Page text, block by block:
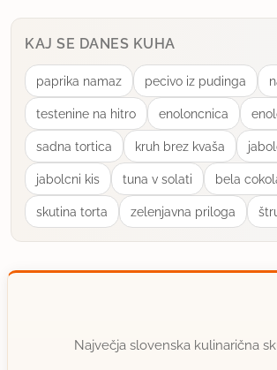
KAJ SE DANES KUHA
paprika namaz pecivo iz pudinga
testenine na hitro enoloncnica
sadna tortica kruh brez kvaša
jabolcni kis tuna v solati bela
skutina torta zelenjavna priloga
Največja slovenska kulinarična